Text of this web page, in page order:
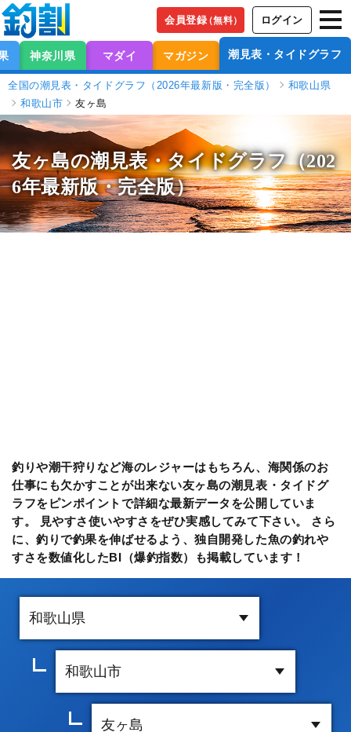
会員登録（無料） ログイン
神奈川県 マダイ マガジン 潮見表・タイドグラフ
全国の潮見表・タイドグラフ（2026年最新版・完全版）
和歌山県
和歌山市
友ヶ島
友ヶ島の潮見表・タイドグラフ（202
6年最新版・完全版）
釣りや潮干狩りなど海のレジャーはもちろん、海関係のお
仕事にも欠かすことが出来ない友ヶ島の潮見表・タイドグ
ラフをピンポイントで詳細な最新データを公開していま
す。 見やすさ使いやすさをぜひ実感してみて下さい。 さら
に、釣りで釣果を伸ばせるよう、独自開発した魚の釣れや
すさを数値化したBI（爆釣指数）も掲載しています！